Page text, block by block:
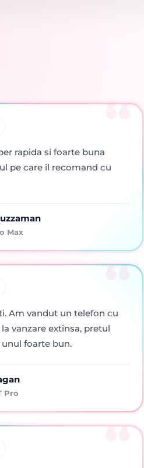
rapida si foarte buna
pe care il recomand cu
Max
Am vandut un telefon cu
vanzare extinsa, pretul
foarte bun.
Pro